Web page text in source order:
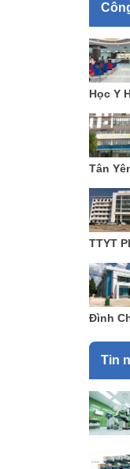
Học Y
Tân
TTYT
Đình
Tin